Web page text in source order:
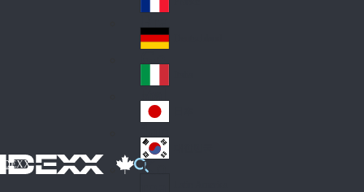
IDEXX
d
Fra
nc
e
Ge
an
y
Ital
y
Jap
an
Ko